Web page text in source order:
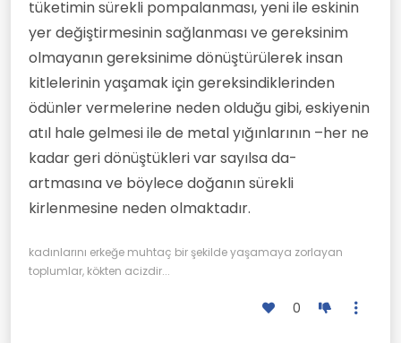
tüketimin sürekli pompalanması, yeni ile eskinin
yer değiştirmesinin sağlanması ve gereksinim
olmayanın gereksinime dönüştürülerek insan
kitlelerinin yaşamak için gereksindiklerinden
ödünler vermelerine neden olduğu gibi, eskiyenin
atıl hale gelmesi ile de metal yığınlarının –her ne
kadar geri dönüştükleri var sayılsa da-
artmasına ve böylece doğanın sürekli
kirlenmesine neden olmaktadır.
kadınlarını erkeğe muhtaç bir şekilde yaşamaya zorlayan
toplumlar, kökten acizdir...
0